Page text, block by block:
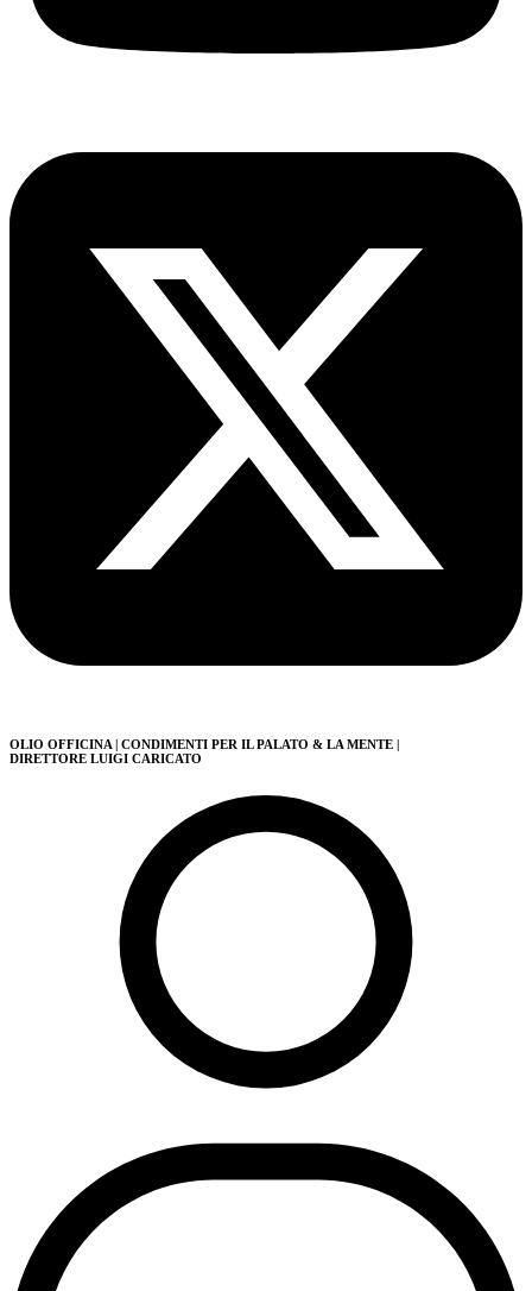
OLIO OFFICINA | CONDIMENTI PER IL PALATO & LA MENTE |
DIRETTORE LUIGI CARICATO